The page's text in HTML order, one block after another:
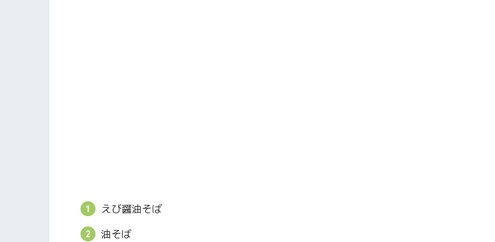
えび醤油そば
油そば